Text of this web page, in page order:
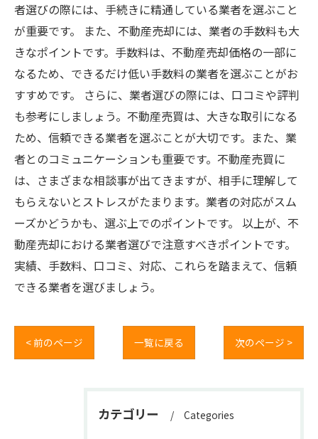
者選びの際には、手続きに精通している業者を選ぶこと
が重要です。 また、不動産売却には、業者の手数料も大
きなポイントです。手数料は、不動産売却価格の一部に
なるため、できるだけ低い手数料の業者を選ぶことがお
すすめです。 さらに、業者選びの際には、口コミや評判
も参考にしましょう。不動産売買は、大きな取引になる
ため、信頼できる業者を選ぶことが大切です。また、業
者とのコミュニケーションも重要です。不動産売買に
は、さまざまな相談事が出てきますが、相手に理解して
もらえないとストレスがたまります。業者の対応がスム
ーズかどうかも、選ぶ上でのポイントです。 以上が、不
動産売却における業者選びで注意すべきポイントです。
実績、手数料、口コミ、対応、これらを踏まえて、信頼
できる業者を選びましょう。
< 前のページ 一覧に戻る 次のページ >
カテゴリー Categories